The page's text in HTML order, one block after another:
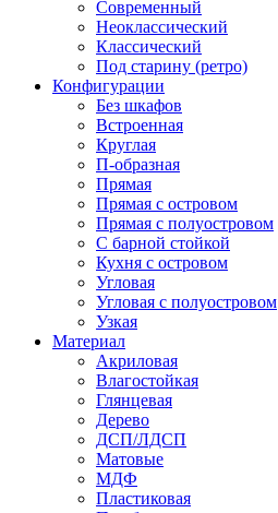
Современный
Неоклассический
Классический
Под старину (ретро)
Конфигурации
Без шкафов
Встроенная
Круглая
П-образная
Прямая
Прямая с островом
Прямая с полуостровом
С барной стойкой
Кухня с островом
Угловая
Угловая с полуостровом
Узкая
Материал
Акриловая
Влагостойкая
Глянцевая
Дерево
ДСП/ЛДСП
Матовые
МДФ
Пластиковая